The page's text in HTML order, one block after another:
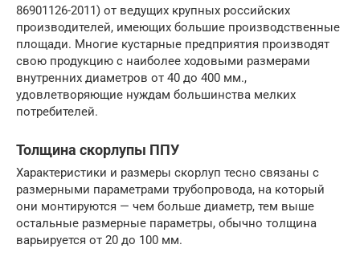
86901126-2011) от ведущих крупных российских
производителей, имеющих большие производственные
площади. Многие кустарные предприятия производят
свою продукцию с наиболее ходовыми размерами
внутренних диаметров от 40 до 400 мм.,
удовлетворяющие нуждам большинства мелких
потребителей.
Толщина скорлупы ППУ
Характеристики и размеры скорлуп тесно связаны с
размерными параметрами трубопровода, на который
они монтируются — чем больше диаметр, тем выше
остальные размерные параметры, обычно толщина
варьируется от 20 до 100 мм.